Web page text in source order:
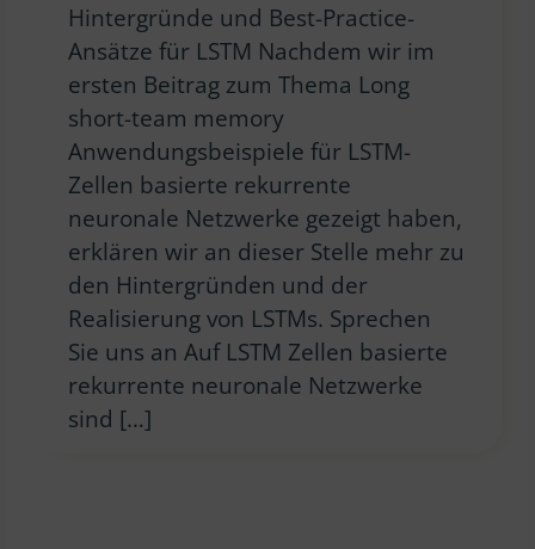
Hintergründe und Best-Practice-
Ansätze für LSTM Nachdem wir im
ersten Beitrag zum Thema Long
short-team memory
Anwendungsbeispiele für LSTM-
Zellen basierte rekurrente
neuronale Netzwerke gezeigt haben,
erklären wir an dieser Stelle mehr zu
den Hintergründen und der
Realisierung von LSTMs. Sprechen
Sie uns an Auf LSTM Zellen basierte
rekurrente neuronale Netzwerke
sind […]